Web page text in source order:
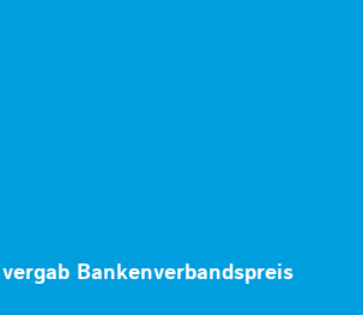
Bankenverbandspreis